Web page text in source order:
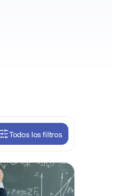
Todos los filtros